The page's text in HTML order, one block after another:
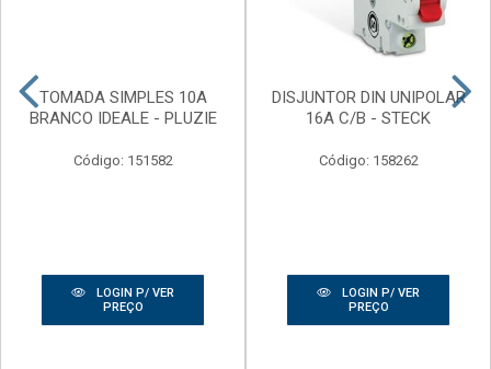
TOMADA SIMPLES 10A
BRANCO IDEALE - PLUZIE
Código: 151582
LOGIN P/ VER
PREÇO
DISJUNTOR DIN UNIPOLAR
16A C/B - STECK
Código: 158262
LOGIN P/ VER
PREÇO